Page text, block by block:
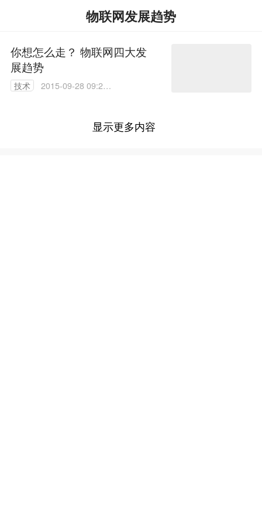
物联网发展趋势
你想怎么走？ 物联网四大发
展趋势
技术
2015-09-28 09:22:
显示更多内容